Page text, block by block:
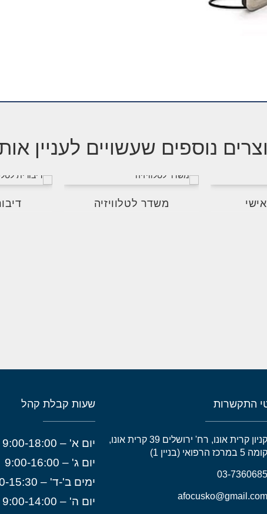
נוספים שעשויים לעניין
משדר לטלוויזיה
התקשרות
קניון קרית אונו, רח' ירושלים 39 קרית אונו,
קומה 5 במרכז הרפואי (בניין 1)
03-
afocusko@gmail.com
שעות קבלת קהל
יום א' – 9:00-18:00
יום ג' – 9:00-16:00
ימים ב'-ד' – 8:30-15:30
יום ה' – 9:00-14:00